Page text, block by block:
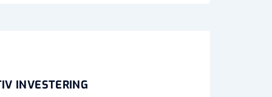
INVESTERING